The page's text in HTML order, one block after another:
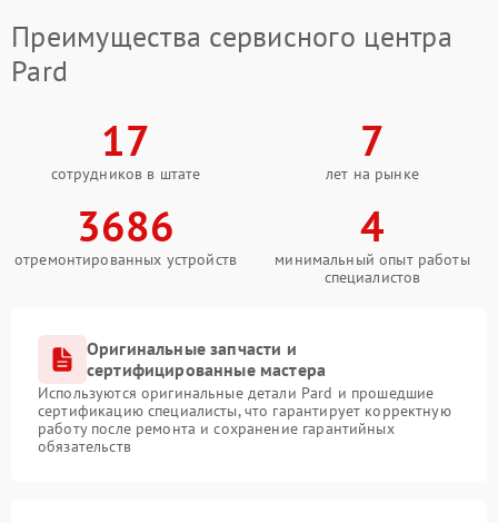
Преимущества сервисного центра
Pard
17
сотрудников в штате
7
лет на рынке
3686
отремонтированных устройств
4
минимальный опыт работы
специалистов
Оригинальные запчасти и
сертифицированные мастера
Используются оригинальные детали Pard и прошедшие
сертификацию специалисты, что гарантирует корректную
работу после ремонта и сохранение гарантийных
обязательств